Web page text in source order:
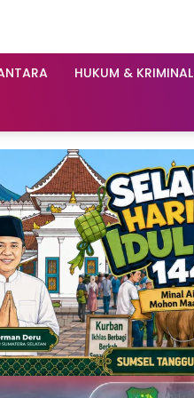
HUKUM & KRIMINAL